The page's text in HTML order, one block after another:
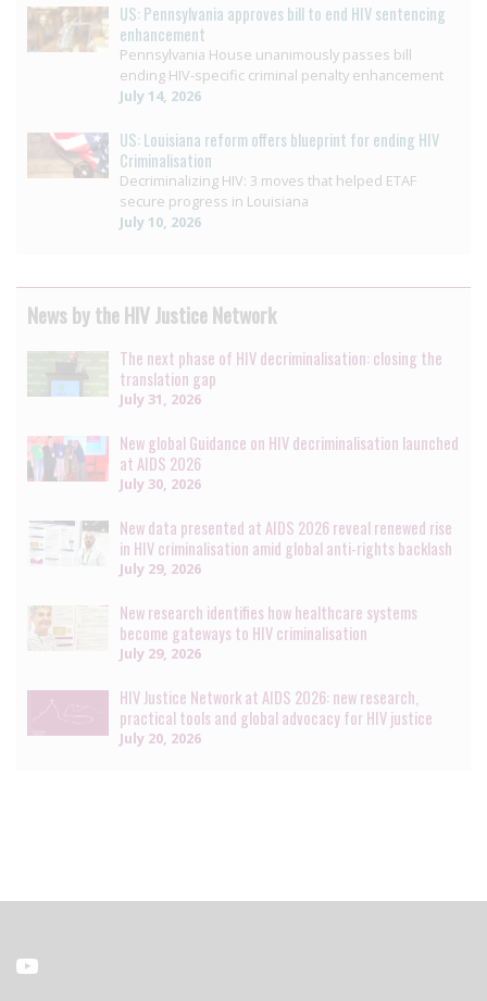
US: Pennsylvania approves bill to end HIV sentencing
enhancement
Pennsylvania House unanimously passes bill
ending HIV-specific criminal penalty enhancement
July 14, 2026
US: Louisiana reform offers blueprint for ending HIV
Criminalisation
Decriminalizing HIV: 3 moves that helped ETAF
secure progress in Louisiana
July 10, 2026
News by the HIV Justice Network
The next phase of HIV decriminalisation: closing the
translation gap
July 31, 2026
New global Guidance on HIV decriminalisation launched
at AIDS 2026
July 30, 2026
New data presented at AIDS 2026 reveal renewed rise
in HIV criminalisation amid global anti-rights backlash
July 29, 2026
New research identifies how healthcare systems
become gateways to HIV criminalisation
July 29, 2026
HIV Justice Network at AIDS 2026: new research,
practical tools and global advocacy for HIV justice
July 20, 2026